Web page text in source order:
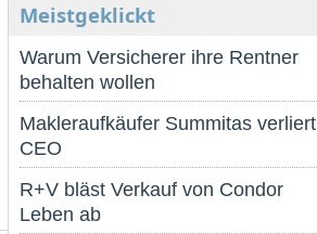
Meistgeklickt
Warum Versicherer ihre Rentner
behalten wollen
Makleraufkäufer Summitas verliert
CEO
R+V bläst Verkauf von Condor
Leben ab